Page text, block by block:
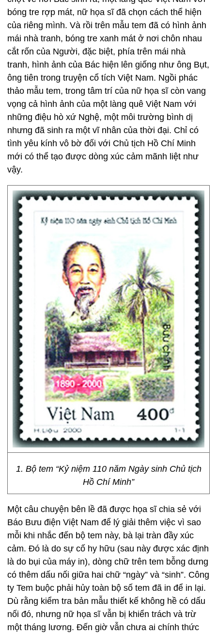
bóng tre rợp mát, nữ họa sĩ đã chọn cách thể hiện
của riêng mình. Và rồi trên mẫu tem đã có hình ảnh
mái nhà tranh, bóng tre xanh mát ở nơi chôn nhau
cắt rốn của Người, đặc biệt, phía trên mái nhà
tranh, hình ảnh của Bác hiện lên giống như ông Bụt,
ông tiên trong truyện cổ tích Việt Nam. Ngồi phác
thảo mẫu tem, trong tâm trí của nữ họa sĩ còn vang
vọng cả hình ảnh của một làng quê Việt Nam với
những điệu hò xứ Nghệ, một môi trường bình dị
nhưng đã sinh ra một vĩ nhân của thời đại. Chỉ có
tình yêu kính vô bờ đối với Chủ tịch Hồ Chí Minh
mới có thể tạo được dòng xúc cảm mãnh liệt như
vậy.
1. Bộ tem “Kỷ niệm 110 năm Ngày sinh Chủ tịch
Hồ Chí Minh”
Một câu chuyện bên lề đã được họa sĩ chia sẻ với
Báo Bưu điện Việt Nam để lý giải thêm việc vì sao
mỗi khi nhắc đến bộ tem này, bà lại tràn đầy xúc
cảm. Đó là do sự cố hy hữu (sau này được xác định
là do bụi của máy in), dòng chữ trên tem bỗng dưng
có thêm dấu nối giữa hai chữ “ngày” và “sinh”. Công
ty Tem buộc phải hủy toàn bộ số tem đã in để in lại.
Dù rằng kiểm tra bản mẫu thiết kế không hề có dấu
nối đó, nhưng nữ họa sĩ vẫn bị khiển trách và trừ
một tháng lương. Đến giờ vẫn chưa ai chính thức